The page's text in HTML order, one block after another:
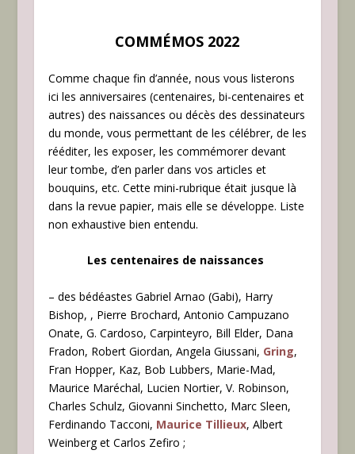
COMMÉMOS 2022
Comme chaque fin d’année, nous vous listerons
ici les anniversaires (centenaires, bi-centenaires et
autres) des naissances ou décès des dessinateurs
du monde, vous permettant de les célébrer, de les
rééditer, les exposer, les commémorer devant
leur tombe, d’en parler dans vos articles et
bouquins, etc. Cette mini-rubrique était jusque là
dans la revue papier, mais elle se développe. Liste
non exhaustive bien entendu.
Les centenaires de naissances
– des bédéastes Gabriel Arnao (Gabi), Harry
Bishop, , Pierre Brochard, Antonio Campuzano
Onate, G. Cardoso, Carpinteyro, Bill Elder, Dana
Fradon, Robert Giordan, Angela Giussani, Gring,
Fran Hopper, Kaz, Bob Lubbers, Marie-Mad,
Maurice Maréchal, Lucien Nortier, V. Robinson,
Charles Schulz, Giovanni Sinchetto, Marc Sleen,
Ferdinando Tacconi, Maurice Tillieux, Albert
Weinberg et Carlos Zefiro ;